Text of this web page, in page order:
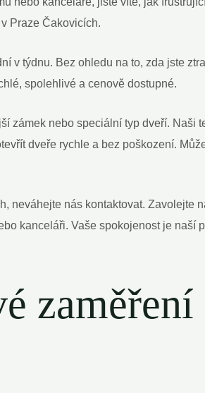
Praze Čakovicích.
v týdnu. Bez ohledu na to, zda jste
spolehlivé a cenově dostupné.
zámek nebo speciální typ dveří. Naši
dveře rychle a bez poškození.
neváhejte nás kontaktovat. Zavolejte
kanceláři. Vaše spokojenost je naší
zaměření